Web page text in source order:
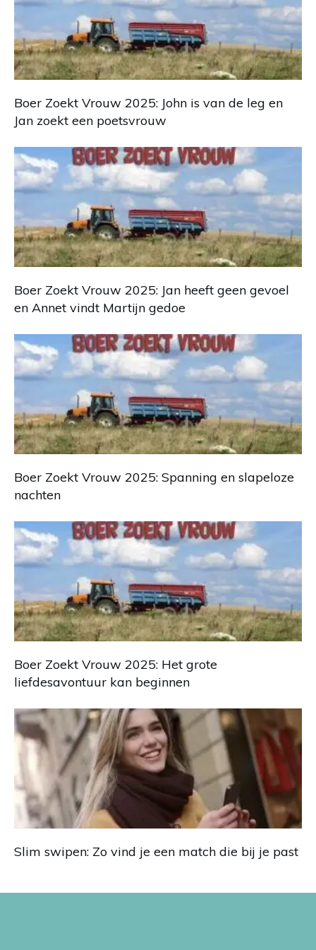
Boer Zoekt Vrouw 2025: John is van de leg en
Jan zoekt een poetsvrouw
Boer Zoekt Vrouw 2025: Jan heeft geen gevoel
en Annet vindt Martijn gedoe
Boer Zoekt Vrouw 2025: Spanning en slapeloze
nachten
Boer Zoekt Vrouw 2025: Het grote
liefdesavontuur kan beginnen
Slim swipen: Zo vind je een match die bij je past